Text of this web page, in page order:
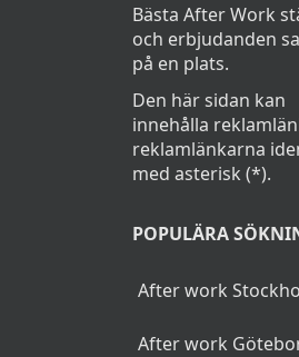
Bästa After Work
och erbjudanden
på en plats.
Den här sidan kan
innehålla
reklamlänkarna
med asterisk (*).
POPULÄRA
After work
After work